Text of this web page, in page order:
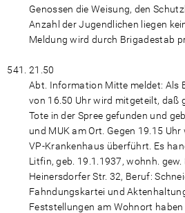
Genossen die Weisung, den
Anzahl der Jugendlichen liegen
Meldung wird durch Brigadestab
21.50
Abt. Information Mitte meldet: Als
von 16.50 Uhr wird mitgeteilt, daß
Tote in der Spree gefunden und
und MUK am Ort. Gegen 19.15
VP-Krankenhaus überführt. Es
Litfin, geb. 19.1.1937, wohnh. gew.
Heinersdorfer Str. 32, Beruf:
Fahndungskartei und
Feststellungen am Wohnort